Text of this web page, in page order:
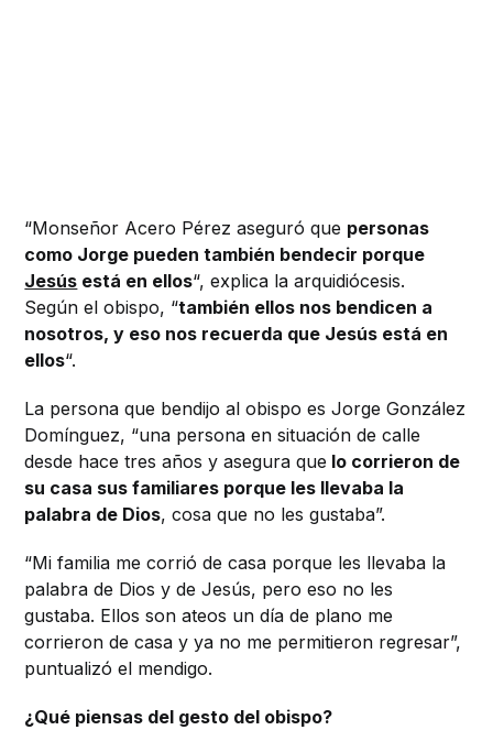
“Monseñor Acero Pérez aseguró que personas
como Jorge pueden también bendecir porque
Jesús está en ellos“, explica la arquidiócesis.
Según el obispo, “también ellos nos bendicen a
nosotros, y eso nos recuerda que Jesús está en
ellos“.
La persona que bendijo al obispo es Jorge González
Domínguez, “una persona en situación de calle
desde hace tres años y asegura que lo corrieron de
su casa sus familiares porque les llevaba la
palabra de Dios, cosa que no les gustaba”.
“Mi familia me corrió de casa porque les llevaba la
palabra de Dios y de Jesús, pero eso no les
gustaba. Ellos son ateos un día de plano me
corrieron de casa y ya no me permitieron regresar”,
puntualizó el mendigo.
¿Qué piensas del gesto del obispo?